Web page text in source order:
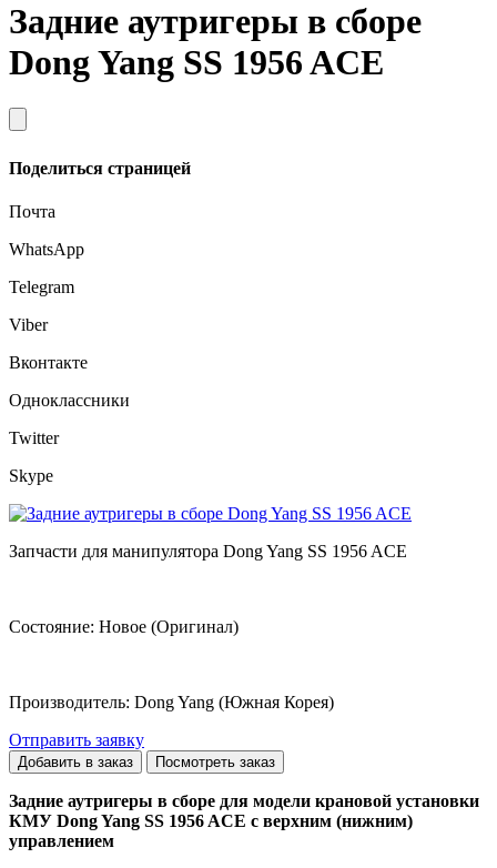
Задние аутригеры в сборе
Dong Yang SS 1956 ACE
Поделиться страницей
Почта
WhatsApp
Telegram
Viber
Вконтакте
Одноклассники
Twitter
Skype
Запчасти для манипулятора Dong Yang SS 1956 ACE
Состояние: Новое (Оригинал)
Производитель: Dong Yang (Южная Корея)
Отправить заявку
Задние аутригеры в сборе для модели крановой установки
КМУ Dong Yang SS 1956 ACE с верхним (нижним)
управлением